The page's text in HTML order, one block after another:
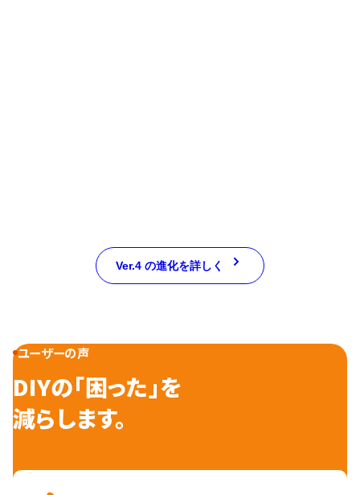
Ver.4 の進化を詳しく
ユーザーの声
DIYの「困った」を
減らします。